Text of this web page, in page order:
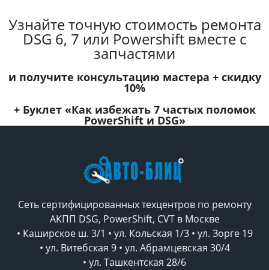
Узнайте точную стоимость ремонта
DSG 6, 7 или Powershift вместе с
запчастями
и получите консультацию мастера + скидку
10%
+ Буклет «Как избежать 7 частых поломок
PowerShift и DSG»
Сеть сертифицированных техцентров по ремонту
АКПП DSG, PowerShift, CVT в Москве
• Каширское ш. 3/1 • ул. Кольская 1/3 • ул. Зорге 19
• ул. Витебская 9 • ул. Абрамцевская 30/4
• ул. Ташкентская 28/6